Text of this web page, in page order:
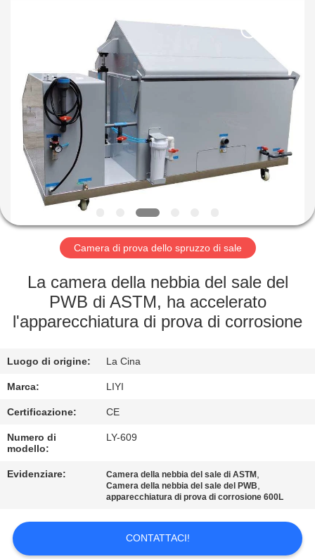
CASA
PRODOTTI
CIRCA
NOI
GIRO
DELLA
FABBRICA
CONTROLLO
QUALITÀ
CONTATTICI
RICHIEDA
UNA
CITAZIONE
MAPPA
Reserved.
Camera di prova dello spruzzo di sale
La camera della nebbia del sale del
PWB di ASTM, ha accelerato
l'apparecchiatura di prova di corrosione
Luogo di origine: La Cina
Marca: LIYI
Certificazione: CE
Numero di
modello:
LY-609
Evidenziare: Camera della nebbia del sale di ASTM ,
Camera della nebbia del sale del PWB,
apparecchiatura di prova di corrosione 600L
CONTATTACI!